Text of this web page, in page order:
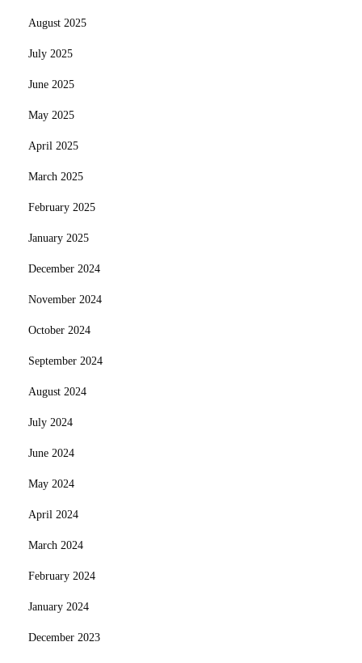
August 2025
July 2025
June 2025
May 2025
April 2025
March 2025
February 2025
January 2025
December 2024
November 2024
October 2024
September 2024
August 2024
July 2024
June 2024
May 2024
April 2024
March 2024
February 2024
January 2024
December 2023